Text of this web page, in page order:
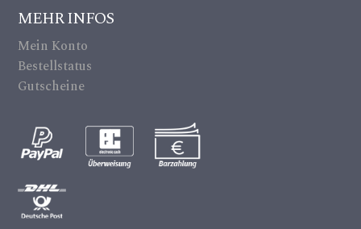
MEHR INFOS
Mein Konto
Bestellstatus
Gutscheine